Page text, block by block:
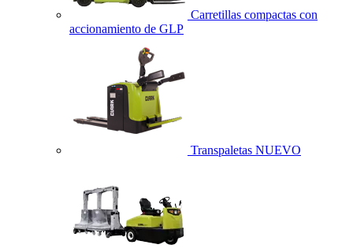
Carretillas compactas con
accionamiento de GLP
Transpaletas NUEVO